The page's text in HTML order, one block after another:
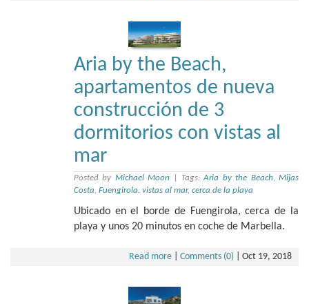
Aria by the Beach,
apartamentos de nueva
construcción de 3
dormitorios con vistas al
mar
Posted by Michael Moon Tags:Aria by the Beach,Mijas
Costa, Fuengirola. vistas al mar, cerca de la playa
Ubicado en el borde de Fuengirola, cerca de la
playa y unos 20 minutos en coche de Marbella.
Read more Comments (0) Oct 19, 2018